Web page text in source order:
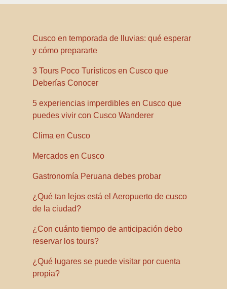
Cusco en temporada de lluvias: qué esperar
y cómo prepararte
3 Tours Poco Turísticos en Cusco que
Deberías Conocer
5 experiencias imperdibles en Cusco que
puedes vivir con Cusco Wanderer
Clima en Cusco
Mercados en Cusco
Gastronomía Peruana debes probar
¿Qué tan lejos está el Aeropuerto de cusco
de la ciudad?
¿Con cuánto tiempo de anticipación debo
reservar los tours?
¿Qué lugares se puede visitar por cuenta
propia?